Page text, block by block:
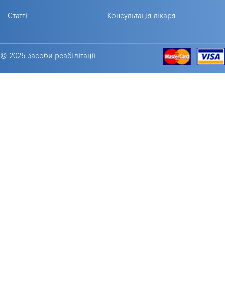
Статті Консультація лікаря
© 2025 Засоби реабілітації